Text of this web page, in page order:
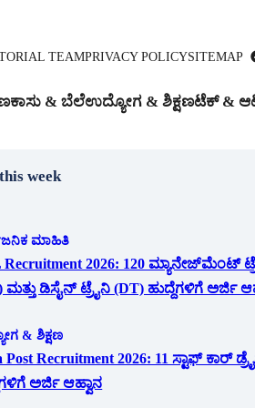
TEAMPRIVACY POLICYSITEMAP Facebook
& ಬೆಲೆಉದ್ಯೋಗ & ಶಿಕ್ಷಣಟೆಕ್ &
week
ಮಾಹಿತಿ
Recruitment 2026: 120 ಮ್ಯಾನೇಜ್‌ಮೆಂಟ್
ಮತ್ತು ಡಿಸೈನ್ ಟ್ರೈನಿ (DT) ಹುದ್ದೆಗಳಿಗೆ ಅರ್ಜಿ
& ಶಿಕ್ಷಣ
Post Recruitment 2026: 11 ಸ್ಟಾಫ್ ಕಾರ್
ಅರ್ಜಿ ಆಹ್ವಾನ